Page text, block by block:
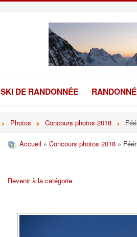
SKI DE RANDONNÉE
Photos Concours photos 2018
Accueil » Concours photos 2018 »
Revenir à la catégorie